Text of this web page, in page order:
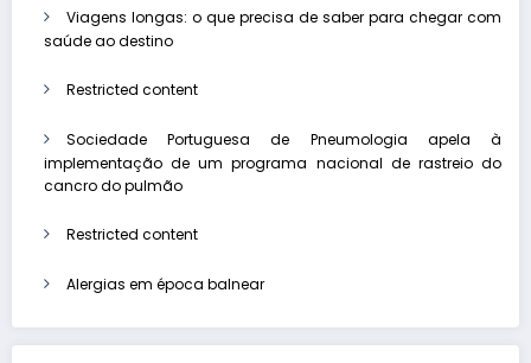
Viagens longas: o que precisa de saber para chegar com
saúde ao destino
Restricted content
Sociedade Portuguesa de Pneumologia apela à
implementação de um programa nacional de rastreio do
cancro do pulmão
Restricted content
Alergias em época balnear